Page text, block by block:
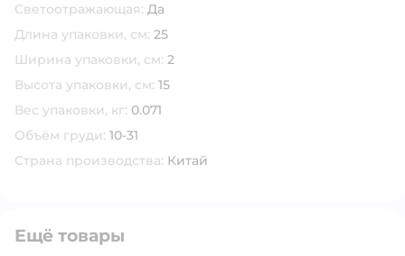
Светоотражающая: Да
Длина упаковки, см: 25
Ширина упаковки, см: 2
Высота упаковки, см: 15
Вес упаковки, кг: 0.071
Объём груди: 10-31
Страна производства: Китай
Ещё товары